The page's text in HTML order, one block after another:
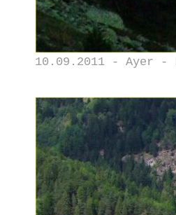
10.09.2011 - Ayer -